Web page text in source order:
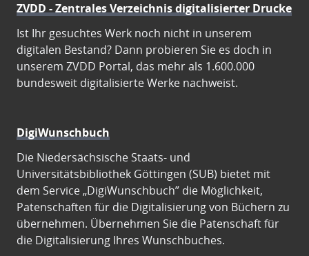
ZVDD - Zentrales Verzeichnis digitalisierter Drucke
Ist Ihr gesuchtes Werk noch nicht in unserem
digitalen Bestand? Dann probieren Sie es doch in
unserem ZVDD Portal, das mehr als 1.600.000
bundesweit digitalisierte Werke nachweist.
DigiWunschbuch
Die Niedersächsische Staats- und
Universitätsbibliothek Göttingen (SUB) bietet mit
dem Service „DigiWunschbuch” die Möglichkeit,
Patenschaften für die Digitalisierung von Büchern zu
übernehmen. Übernehmen Sie die Patenschaft für
die Digitalisierung Ihres Wunschbuches.